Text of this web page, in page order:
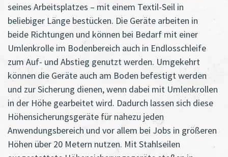
seines Arbeitsplatzes – mit einem Textil-Seil in
beliebiger Länge bestücken. Die Geräte arbeiten in
beide Richtungen und können bei Bedarf mit einer
Umlenkrolle im Bodenbereich auch in Endlosschleife
zum Auf- und Abstieg genutzt werden. Umgekehrt
können die Geräte auch am Boden befestigt werden
und zur Sicherung dienen, wenn dabei mit Umlenkrollen
in der Höhe gearbeitet wird. Dadurch lassen sich diese
Höhensicherungsgeräte für nahezu jeden
Anwendungsbereich und vor allem bei Jobs in größeren
Höhen über 20 Metern nutzen. Mit Stahlseilen